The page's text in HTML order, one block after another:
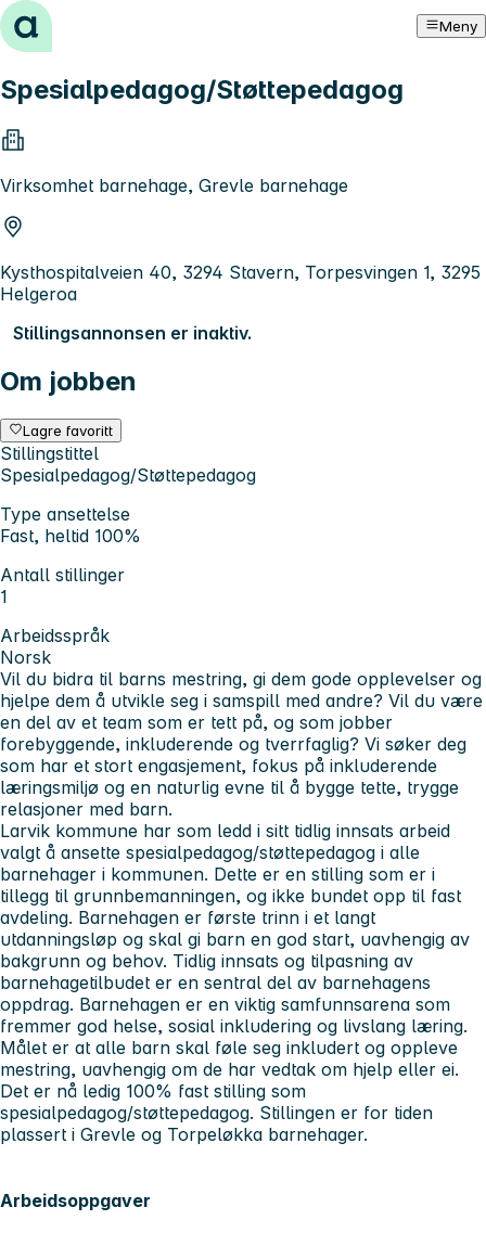
Hopp til innhold Meny
Spesialpedagog/Støttepedagog
Virksomhet barnehage, Grevle barnehage
Kysthospitalveien 40, 3294 Stavern, Torpesvingen 1, 3295
Helgeroa
Stillingsannonsen er inaktiv.
Om jobben
Lagre favoritt
Stillingstittel
Spesialpedagog/Støttepedagog
Type ansettelse
Fast, heltid 100%
Antall stillinger
1
Arbeidsspråk
Norsk
Vil du bidra til barns mestring, gi dem gode opplevelser og
hjelpe dem å utvikle seg i samspill med andre? Vil du være
en del av et team som er tett på, og som jobber
forebyggende, inkluderende og tverrfaglig? Vi søker deg
som har et stort engasjement, fokus på inkluderende
læringsmiljø og en naturlig evne til å bygge tette, trygge
relasjoner med barn.
Larvik kommune har som ledd i sitt tidlig innsats arbeid
valgt å ansette spesialpedagog/støttepedagog i alle
barnehager i kommunen. Dette er en stilling som er i
tillegg til grunnbemanningen, og ikke bundet opp til fast
avdeling. Barnehagen er første trinn i et langt
utdanningsløp og skal gi barn en god start, uavhengig av
bakgrunn og behov. Tidlig innsats og tilpasning av
barnehagetilbudet er en sentral del av barnehagens
oppdrag. Barnehagen er en viktig samfunnsarena som
fremmer god helse, sosial inkludering og livslang læring.
Målet er at alle barn skal føle seg inkludert og oppleve
mestring, uavhengig om de har vedtak om hjelp eller ei.
Det er nå ledig 100% fast stilling som
spesialpedagog/støttepedagog. Stillingen er for tiden
plassert i Grevle og Torpeløkka barnehager.
Arbeidsoppgaver